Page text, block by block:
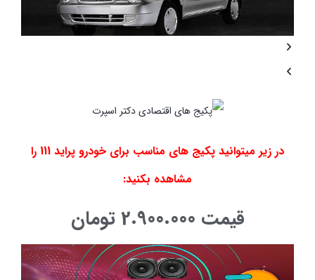
در زیر میتوانید پکیج های مناسب برای خودرو پراید 111 را
مشاهده بکنید:
قیمت 2.900.000 تومان